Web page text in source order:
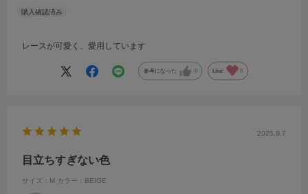
レースが可愛く、愛用しています
参考になった 0 Like! 0
2025.8.7
目立ちすぎない色
サイズ：M カラー：BEIGE